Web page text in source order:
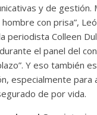
y de gestión.
hombre con prisa”,
periodista Colleen
el panel del
Y eso también
especialmente para
de por vida.